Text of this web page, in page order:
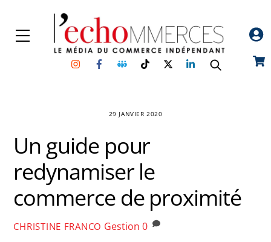
content
Menu
InstagramFacebookGroupe
Facebook
TikTokTwitterLinkedin
29 JANVIER 2020
Un guide pour
redynamiser le
commerce de proximité
CHRISTINE FRANCO Gestion 0